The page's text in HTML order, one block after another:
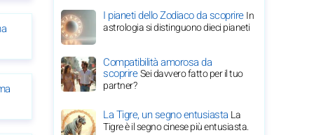
I pianeti dello Zodiaco da scoprireIn
astrologia si distinguono dieci pianeti
Compatibilità amorosa da
scoprireSei davvero fatto per il tuo
partner?
La Tigre, un segno entusiasta La
Tigre è il segno cinese più entusiasta.